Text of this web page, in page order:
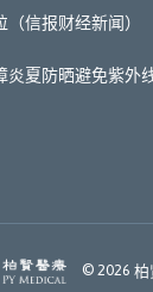
信报财经新闻）
炎夏防晒避免紫外
© 2026柏